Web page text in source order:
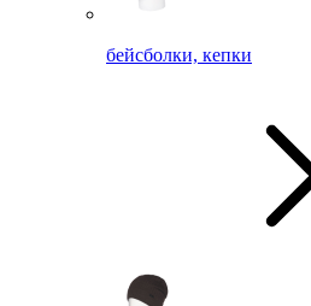
бейсболки, кепки